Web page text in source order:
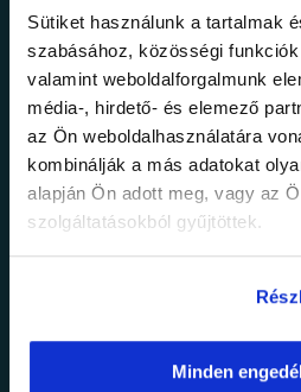
Sütiket használunk a tartalmak
szabásához, közösségi
valamint weboldalforgalmunk
média-, hirdető- és elemező
az Ön weboldalhasználatára
kombinálják a más adatokat
alapján Ön adott meg, vagy az
szolgáltatásokból gyűjtöttek.
Minden
Értesülj elsőként
legfrissebb híreinkről és
promócióinkról.